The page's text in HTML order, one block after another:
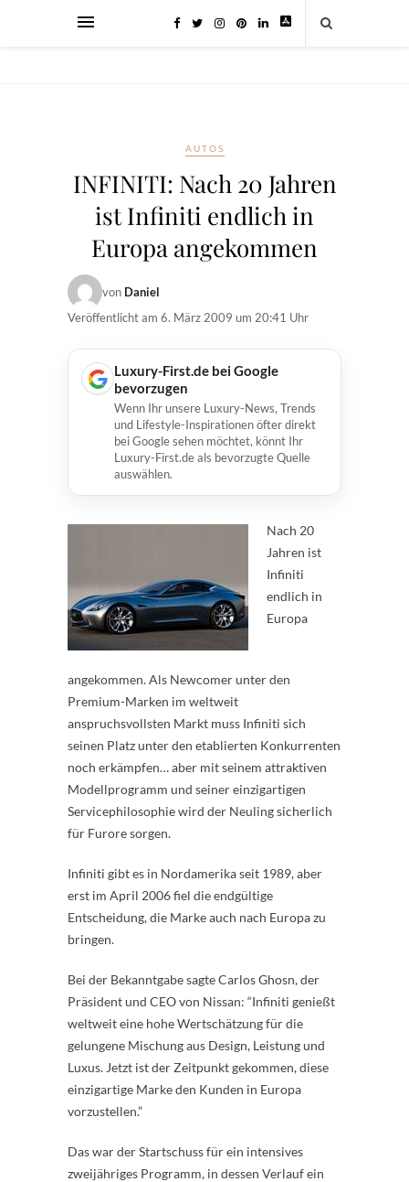
AUTOS
INFINITI: Nach 20 Jahren
ist Infiniti endlich in
Europa angekommen
von Daniel
Veröffentlicht am 6. März 2009 um 20:41 Uhr
Luxury-First.de bei Google
bevorzugen
Wenn Ihr unsere Luxury-News, Trends
und Lifestyle-Inspirationen öfter direkt
bei Google sehen möchtet, könnt Ihr
Luxury-First.de als bevorzugte Quelle
auswählen.
Nach 20
Jahren ist
Infiniti
endlich in
Europa
angekommen. Als Newcomer unter den
Premium-Marken im weltweit
anspruchsvollsten Markt muss Infiniti sich
seinen Platz unter den etablierten Konkurrenten
noch erkämpfen… aber mit seinem attraktiven
Modellprogramm und seiner einzigartigen
Servicephilosophie wird der Neuling sicherlich
für Furore sorgen.
Infiniti gibt es in Nordamerika seit 1989, aber
erst im April 2006 fiel die endgültige
Entscheidung, die Marke auch nach Europa zu
bringen.
Bei der Bekanntgabe sagte Carlos Ghosn, der
Präsident und CEO von Nissan: “Infiniti genießt
weltweit eine hohe Wertschätzung für die
gelungene Mischung aus Design, Leistung und
Luxus. Jetzt ist der Zeitpunkt gekommen, diese
einzigartige Marke den Kunden in Europa
vorzustellen.”
Das war der Startschuss für ein intensives
zweijähriges Programm, in dessen Verlauf ein